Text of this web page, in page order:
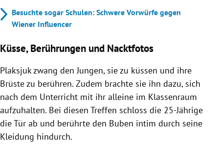
Besuchte sogar Schulen: Schwere Vorwürfe gegen
Wiener Influencer
Küsse, Berührungen und Nacktfotos
Plaksjuk zwang den Jungen, sie zu küssen und ihre
Brüste zu berühren. Zudem brachte sie ihn dazu, sich
nach dem Unterricht mit ihr alleine im Klassenraum
aufzuhalten. Bei diesen Treffen schloss die 25-Jährige
die Tür ab und berührte den Buben intim durch seine
Kleidung hindurch.